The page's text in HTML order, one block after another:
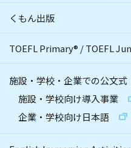
くもん出版
TOEFL Primary® /TOEFL
施設・学校・企業での公文式
施設・学校向け導入事業
企業・学校向け日本語